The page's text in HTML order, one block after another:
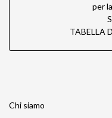
per
TABELLA
Chi siamo